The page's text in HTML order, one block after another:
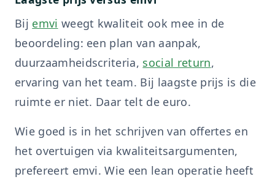
Bij emvi weegt kwaliteit ook mee in de
beoordeling: een plan van aanpak,
duurzaamheidscriteria, social return,
ervaring van het team. Bij laagste prijs is die
ruimte er niet. Daar telt de euro.
Wie goed is in het schrijven van offertes en
het overtuigen via kwaliteitsargumenten,
prefereert emvi. Wie een lean operatie heeft